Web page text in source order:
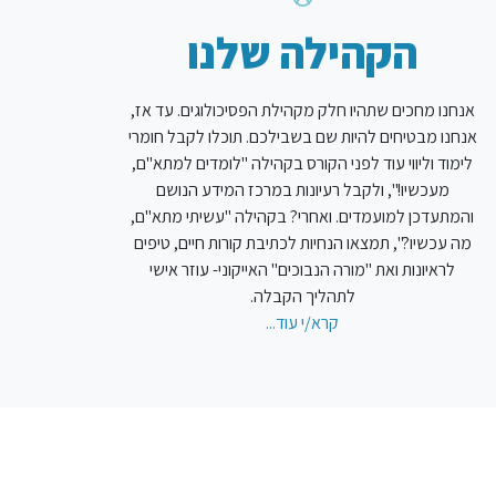
הקהילה שלנו
אנחנו מחכים שתהיו חלק מקהילת הפסיכולוגים. עד אז,
אנחנו מבטיחים להיות שם בשבילכם. תוכלו לקבל חומרי
לימוד וליווי עוד לפני הקורס בקהילה "לומדים למתא"ם,
מעכשיו!", ולקבל רעיונות במרכז המידע הנושם
והמתעדכן למועמדים. ואחרי? בקהילה "עשיתי מתא"ם,
מה עכשיו?", תמצאו הנחיות לכתיבת קורות חיים, טיפים
לראיונות ואת "מורה הנבוכים" האייקוני- עוזר אישי
לתהליך הקבלה.
קרא/י עוד...